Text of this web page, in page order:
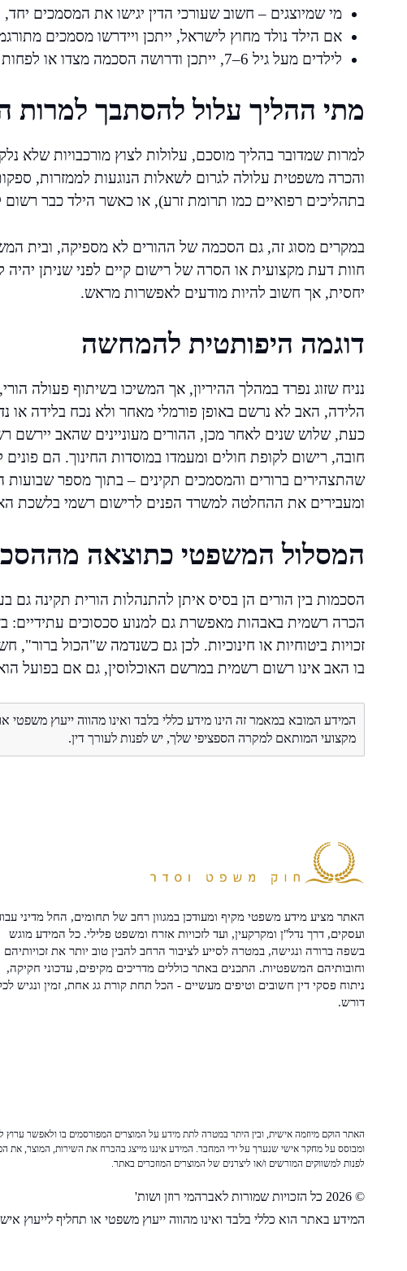
מי שמיוצגים – חשוב שעורכי הדין יגישו את המסמכים
אם הילד נולד מחוץ לישראל, ייתכן ויידרשו מסמכים
לילדים מעל גיל 6–7, ייתכן ודרושה הסכמה מצדו או לפחות התייחסות להשפעת ההליך עליו.
מתי ההליך עלול להסתבך למרות
למרות שמדובר בהליך מוסכם, עלולות לצוץ מורכבויות שלא
והכרה משפטית עלולה לגרום לשאלות הנוגעות לממזרות,
בתהליכים רפואיים כמו תרומת זרע), או כאשר הילד כבר
במקרים מסוג זה, גם הסכמה של ההורים לא מספיקה, ובית
חוות דעת מקצועית או הסרה של רישום קיים לפני שניתן
יחסית, אך חשוב להיות מודעים לאפשרות מראש.
דוגמה היפותטית להמחשה
נניח שזוג נפרד במהלך ההיריון, אך המשיכו בשיתוף פעולה
הלידה, האב לא נרשם באופן פורמלי מאחר ולא נכח בלידה
כעת, שלוש שנים לאחר מכן, ההורים מעוניינים שהאב יירשם
חובה, רישום לקופת חולים ומעמדו במוסדות החינוך. הם
שהתצהירים ברורים והמסמכים תקינים – בתוך מספר
ומעבירים את ההחלטה למשרד הפנים לרישום רשמי בלשכת
המסלול המשפטי כתוצאה
הסכמות בין הורים הן בסיס איתן להתנהלות הורית תקינה
הכרה רשמית באבהות מאפשרת גם למנוע סכסוכים עתידיים:
זכויות ביטוחיות או חינוכיות. לכן גם כשנדמה ש"הכול
בו האב אינו רשום רשמית במרשם האוכלוסין, גם אם בפועל
המידע המובא במאמר זה הינו מידע כללי בלבד ואינו מהווה ייעוץ משפטי
מקצועי המותאם למקרה הספציפי שלך, יש לפנות לעורך דין.
האתר מציע מידע משפטי מקיף ומעודכן במגוון רחב של תחומים, החל מדיני
ועסקים, דרך נדל"ן ומקרקעין, ועד לזכויות אזרח ומשפט פלילי. כל המידע מוגש
בשפה ברורה ונגישה, במטרה לסייע לציבור הרחב להבין טוב יותר את זכויותיהם
וחובותיהם המשפטיות. התכנים באתר כוללים מדריכים מקיפים, עדכוני חקיקה,
ניתוח פסקי דין חשובים וטיפים מעשיים - הכל תחת קורת גג אחת, זמין ונגיש
דורש.
האתר הוקם מיוזמה אישית, ובין היתר במטרה לתת מידע על המוצרים המפורסמים בו ולאפשר ערוץ
ומבוסס על מחקר אישי שנערך על ידי המחבר. המידע איננו מייצג בהכרח את השירות, המוצר, את
לפנות למשווקים המורשים ו/או ליצרנים של המוצרים המוזכרים באתר.
© 2026 כל הזכויות שמורות לאברהמי רוזן ושות'
המידע באתר הוא כללי בלבד ואינו מהווה ייעוץ משפטי או תחליף לייעוץ